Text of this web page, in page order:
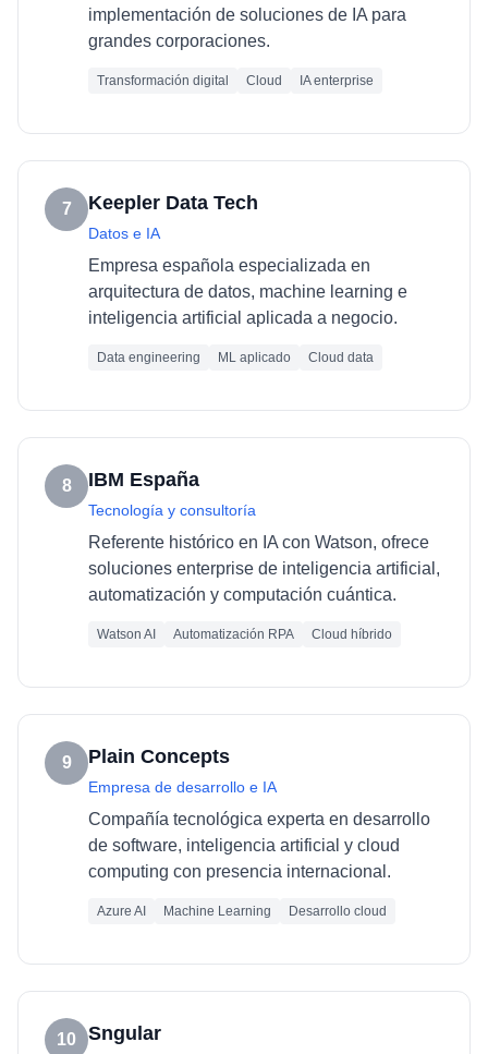
implementación de soluciones de IA para
grandes corporaciones.
Transformación digital Cloud IA enterprise
7 Keepler Data Tech
Datos e IA
Empresa española especializada en
arquitectura de datos, machine learning e
inteligencia artificial aplicada a negocio.
Data engineering ML aplicado Cloud data
8 IBM España
Tecnología y consultoría
Referente histórico en IA con Watson, ofrece
soluciones enterprise de inteligencia artificial,
automatización y computación cuántica.
Watson AI Automatización RPA Cloud híbrido
9 Plain Concepts
Empresa de desarrollo e IA
Compañía tecnológica experta en desarrollo
de software, inteligencia artificial y cloud
computing con presencia internacional.
Azure AI Machine Learning Desarrollo cloud
10 Sngular